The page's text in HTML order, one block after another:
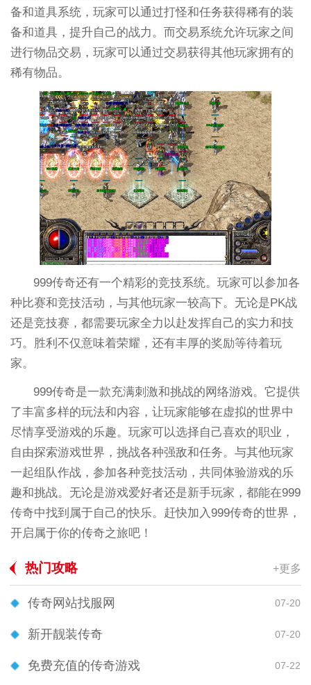
备和道具系统，玩家可以通过打怪和任务获得稀有的装
备和道具，提升自己的战力。而交易系统允许玩家之间
进行物品交易，玩家可以通过交易获得其他玩家拥有的
稀有物品。
999传奇还有一个精彩的竞技系统。玩家可以参加各
种比赛和竞技活动，与其他玩家一较高下。无论是PK战
还是竞技赛，都需要玩家全力以赴发挥自己的实力和技
巧。胜利不仅意味着荣耀，还有丰厚的奖励等待着玩
家。
999传奇是一款充满刺激和挑战的网络游戏。它提供
了丰富多样的玩法和内容，让玩家能够在虚拟的世界中
尽情享受游戏的乐趣。玩家可以选择自己喜欢的职业，
自由探索游戏世界，挑战各种强敌和任务。与其他玩家
一起组队作战，参加各种竞技活动，共同体验游戏的乐
趣和挑战。无论是游戏爱好者还是新手玩家，都能在999
传奇中找到属于自己的快乐。赶快加入999传奇的世界，
开启属于你的传奇之旅吧！
热门攻略 +更多
传奇网站找服网 07-20
新开靓装传奇 07-20
免费充值的传奇游戏 07-22